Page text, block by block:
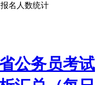
名人数统计
公务员考试